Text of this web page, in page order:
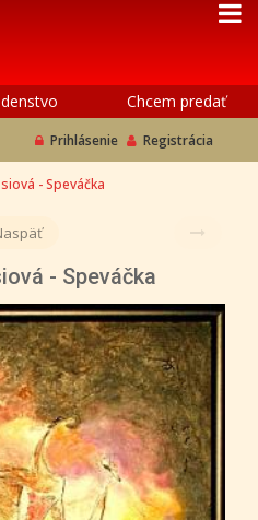
Chcem predať
Prihlásenie Registrácia
- Speváčka
- Speváčka